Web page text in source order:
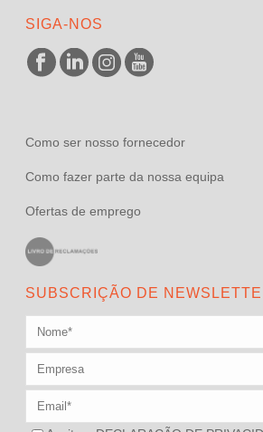
SIGA-NOS
Como ser nosso fornecedor
Como fazer parte da nossa equipa
Ofertas de emprego
SUBSCRIÇÃO DE